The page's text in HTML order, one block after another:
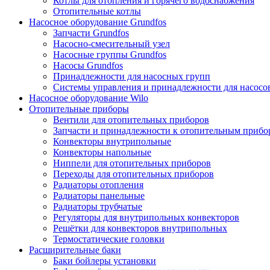
Отопительные котлы
Насосное оборудование Grundfos
Запчасти Grundfos
Насосно-смесительный узел
Насосные группы Grundfos
Насосы Grundfos
Принадлежности для насосных групп
Системы управления и принадлежности для
Насосное оборудование Wilo
Отопительные приборы
Вентили для отопительных приборов
Запчасти и принадлежности к отопительным
Конвекторы внутрипольные
Конвекторы напольные
Ниппели для отопительных приборов
Переходы для отопительных приборов
Радиаторы отопления
Радиаторы панельные
Радиаторы трубчатые
Регуляторы для внутрипольных конвекторов
Решётки для конвекторов внутрипольных
Термостатические головки
Расширительные баки
Баки бойлеры установки